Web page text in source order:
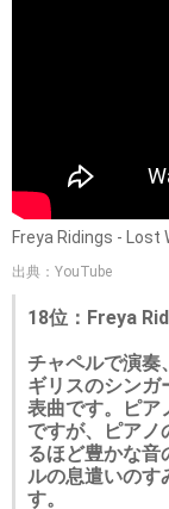
Freya Ridings -
出典：YouTube
18位：Freya
チャペルで演奏
ギリスのシンガ
表曲です。ピア
ですが、ピアノ
るほど豊かな音
ルの息遣いのす
す。